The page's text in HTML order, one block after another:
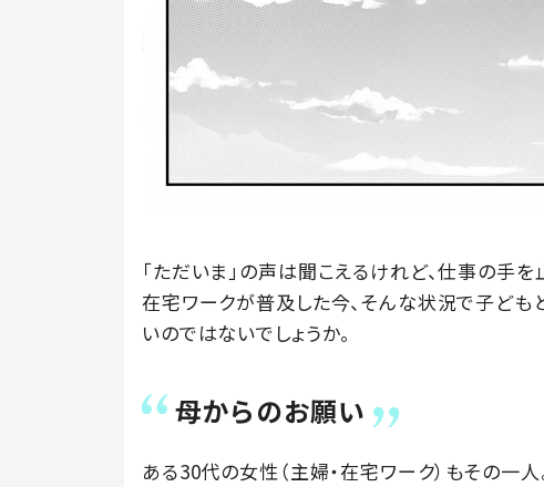
「ただいま」の声は聞こえるけれど、仕事の手
在宅ワークが普及した今、そんな状況で子ども
いのではないでしょうか。
母からのお願い
ある30代の女性（主婦・在宅ワーク）もその一人